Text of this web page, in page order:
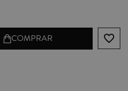
COMPRAR favorite_border